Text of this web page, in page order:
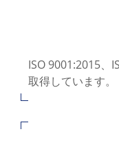
ISO 9001:2015、
取得しています。